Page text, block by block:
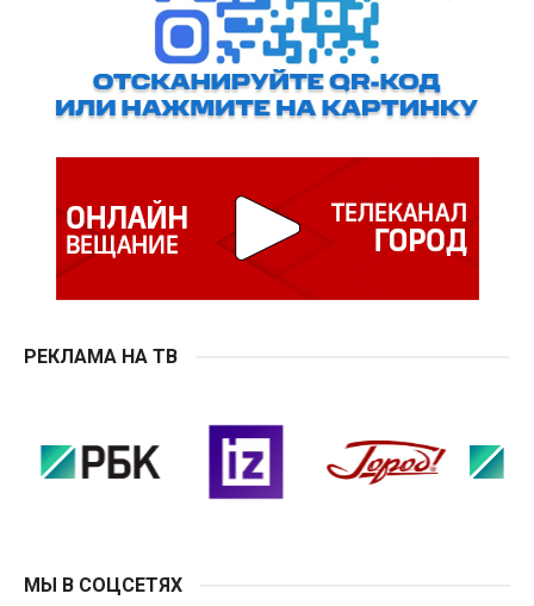
РЕКЛАМА НА ТВ
МЫ В СОЦСЕТЯХ